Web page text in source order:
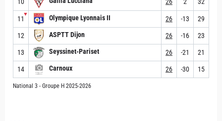
11
▼ Olympique Lyonnais II 26 -13 29
12 ASPTT Dijon 26 -16 23
13 Seyssinet-Pariset 26 -21 21
14 Carnoux 26 -30 15
National 3 - Groupe H 2025-2026